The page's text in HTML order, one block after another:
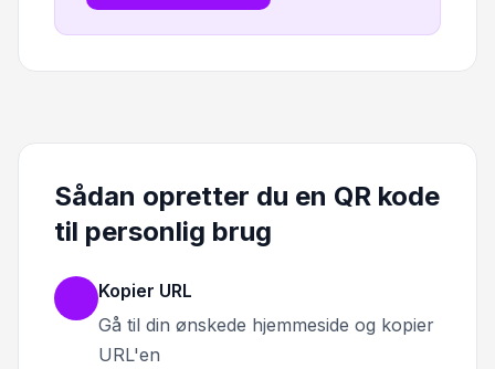
Sådan opretter du en QR kode
til personlig brug
Kopier URL
Gå til din ønskede hjemmeside og kopier
URL'en